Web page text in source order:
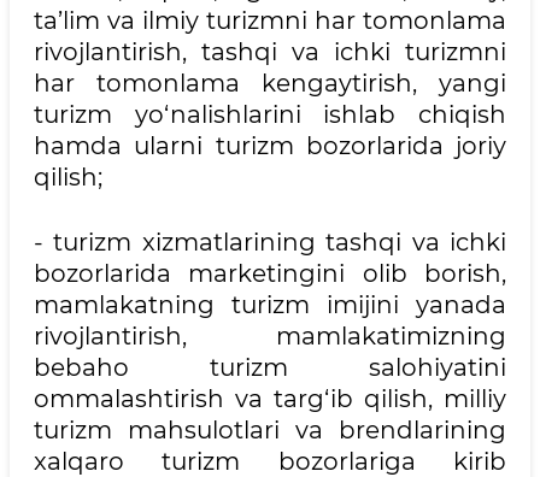
ta’lim va ilmiy turizmni har tomonlama
rivojlantirish, tashqi va ichki turizmni
har tomonlama kengaytirish, yangi
turizm yo‘nalishlarini ishlab chiqish
hamda ularni turizm bozorlarida joriy
qilish;
- turizm xizmatlarining tashqi va ichki
bozorlarida marketingini olib borish,
mamlakatning turizm imijini yanada
rivojlantirish, mamlakatimizning
bebaho turizm salohiyatini
ommalashtirish va targ‘ib qilish, milliy
turizm mahsulotlari va brendlarining
xalqaro turizm bozorlariga kirib